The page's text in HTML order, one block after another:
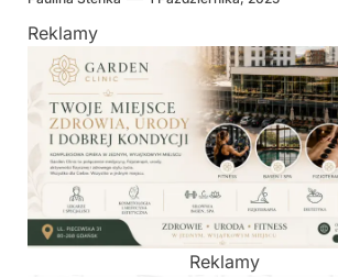
Reklamy
Reklamy